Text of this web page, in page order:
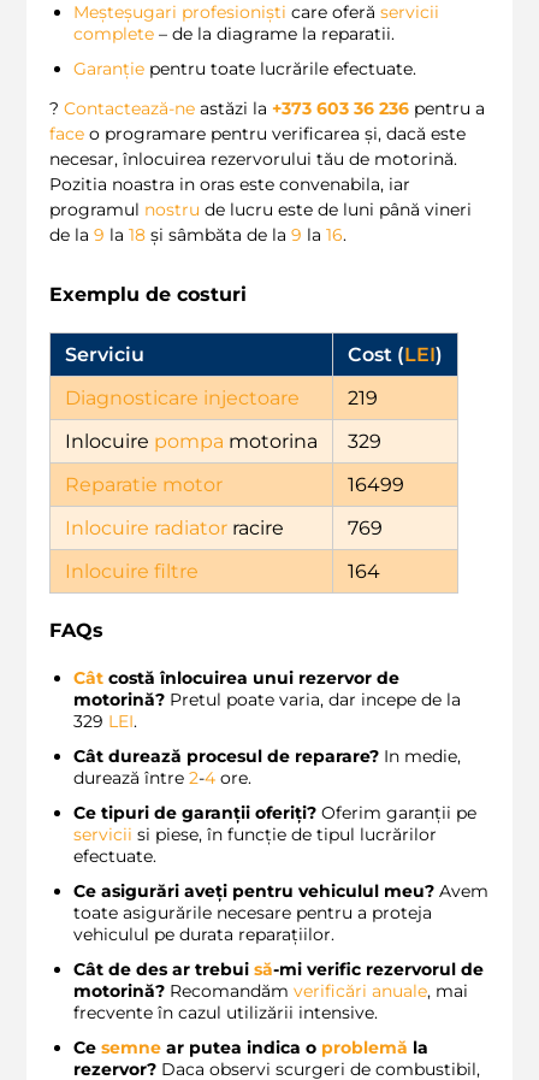
Meșteșugari profesioniști care oferă servicii
complete – de la diagrame la reparatii.
Garanție pentru toate lucrările efectuate.
? Contactează-ne astăzi la +373 603 36 236 pentru a
face o programare pentru verificarea și, dacă este
necesar, înlocuirea rezervorului tău de motorină.
Pozitia noastra in oras este convenabila, iar
programul nostru de lucru este de luni până vineri
de la 9 la 18 și sâmbăta de la 9 la 16.
Exemplu de costuri
Serviciu Cost (LEI)
Diagnosticare injectoare
219
Inlocuire pompa motorina
329
Reparatie motor
16499
Inlocuire radiator racire
769
Inlocuire filtre
164
FAQs
Cât costă înlocuirea unui rezervor de
motorină? Pretul poate varia, dar incepe de la
329 LEI.
Cât durează procesul de reparare? In medie,
durează între 2-4 ore.
Ce tipuri de garanții oferiți? Oferim garanții pe
servicii si piese, în funcție de tipul lucrărilor
efectuate.
Ce asigurări aveți pentru vehiculul meu? Avem
toate asigurările necesare pentru a proteja
vehiculul pe durata reparațiilor.
Cât de des ar trebui să-mi verific rezervorul de
motorină? Recomandăm verificări anuale, mai
frecvente în cazul utilizării intensive.
Ce semne ar putea indica o problemă la
rezervor? Daca observi scurgeri de combustibil,